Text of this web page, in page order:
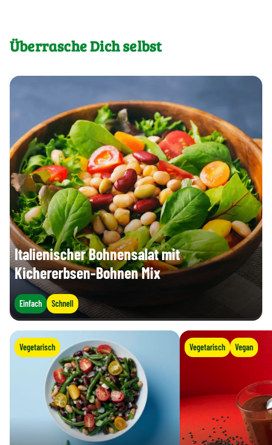
Überrasche Dich selbst
Italienischer Bohnensalat mit
Kichererbsen-Bohnen Mix
Einfach Schnell
Vegetarisch Vegetarisch Vegan